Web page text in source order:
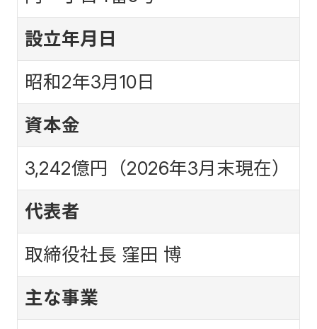
設立年月日
昭和2年3月10日
資本金
3,242億円（2026年3月末現在）
代表者
取締役社長 窪田 博
主な事業